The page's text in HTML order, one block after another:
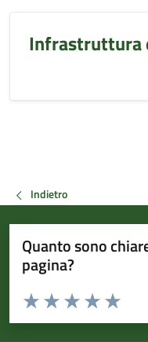
Infrastruttura
Indietro
Quanto sono
pagina?
Valuta da 1 a 5 stelle la
Valuta
Valuta 4
Valuta 3 stelle
Valuta 2 stelle su 5
Valuta 1 stelle su 5